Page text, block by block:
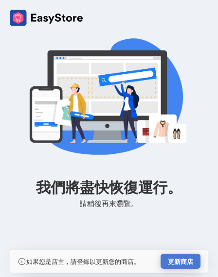
我們將盡快恢復運行。
請稍後再來瀏覽。
如果您是店主，請登錄以更新您的商店。 更新商店